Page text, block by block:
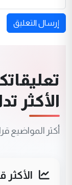
إرسال التعليق
الأكثر
أكثر المواضيع
الأكثر